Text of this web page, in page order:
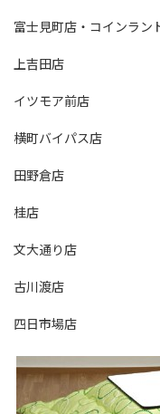
富士見町店・コインラン
上吉田店
イツモア前店
横町バイパス店
田野倉店
桂店
文大通り店
古川渡店
四日市場店